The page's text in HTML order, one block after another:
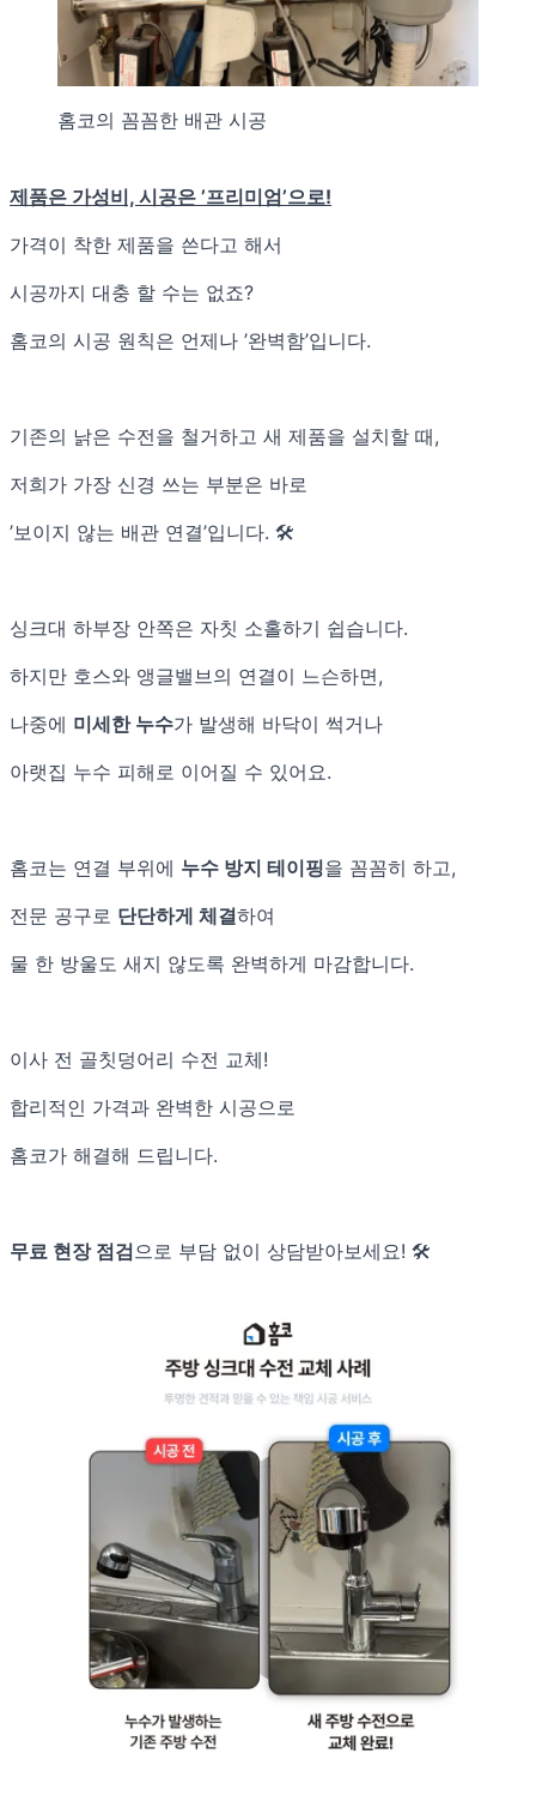
홈코의 꼼꼼한 배관 시공
제품은 가성비, 시공은 ’프리미엄’으로!
가격이 착한 제품을 쓴다고 해서
시공까지 대충 할 수는 없죠?
홈코의 시공 원칙은 언제나 ’완벽함’입니다.
기존의 낡은 수전을 철거하고 새 제품을 설치할 때,
저희가 가장 신경 쓰는 부분은 바로
’보이지 않는 배관 연결’입니다. 🛠️
싱크대 하부장 안쪽은 자칫 소홀하기 쉽습니다.
하지만 호스와 앵글밸브의 연결이 느슨하면,
나중에 미세한 누수가 발생해 바닥이 썩거나
아랫집 누수 피해로 이어질 수 있어요.
홈코는 연결 부위에 누수 방지 테이핑을 꼼꼼히 하고,
전문 공구로 단단하게 체결하여
물 한 방울도 새지 않도록 완벽하게 마감합니다.
이사 전 골칫덩어리 수전 교체!
합리적인 가격과 완벽한 시공으로
홈코가 해결해 드립니다.
무료 현장 점검으로 부담 없이 상담받아보세요! 🛠️